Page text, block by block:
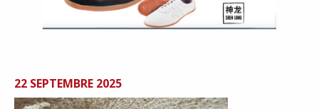
22 SEPTEMBRE 2025